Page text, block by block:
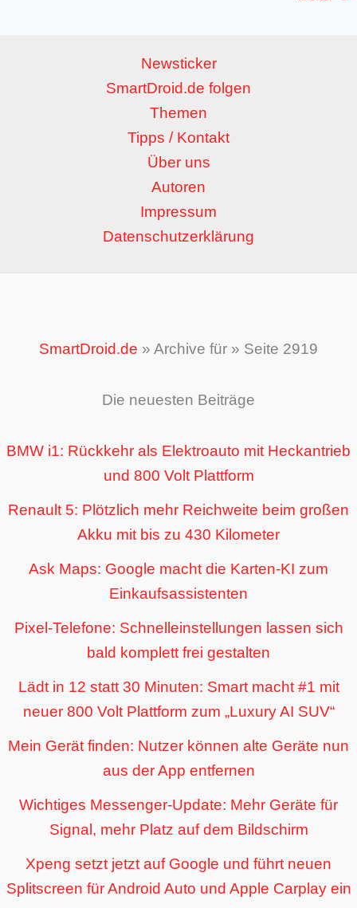
Newsticker
SmartDroid.de folgen
Themen
Tipps / Kontakt
Über uns
Autoren
Impressum
Datenschutzerklärung
SmartDroid.de » Archive für » Seite 2919
Die neuesten Beiträge
BMW i1: Rückkehr als Elektroauto mit Heckantrieb
und 800 Volt Plattform
Renault 5: Plötzlich mehr Reichweite beim großen
Akku mit bis zu 430 Kilometer
Ask Maps: Google macht die Karten-KI zum
Einkaufsassistenten
Pixel-Telefone: Schnelleinstellungen lassen sich
bald komplett frei gestalten
Lädt in 12 statt 30 Minuten: Smart macht #1 mit
neuer 800 Volt Plattform zum „Luxury AI SUV“
Mein Gerät finden: Nutzer können alte Geräte nun
aus der App entfernen
Wichtiges Messenger-Update: Mehr Geräte für
Signal, mehr Platz auf dem Bildschirm
Xpeng setzt jetzt auf Google und führt neuen
Splitscreen für Android Auto und Apple Carplay ein